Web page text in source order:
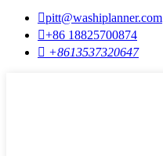
pitt@washiplanner.com
+86 18825700874
 +8613537320647